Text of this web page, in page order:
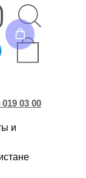
03 00
и